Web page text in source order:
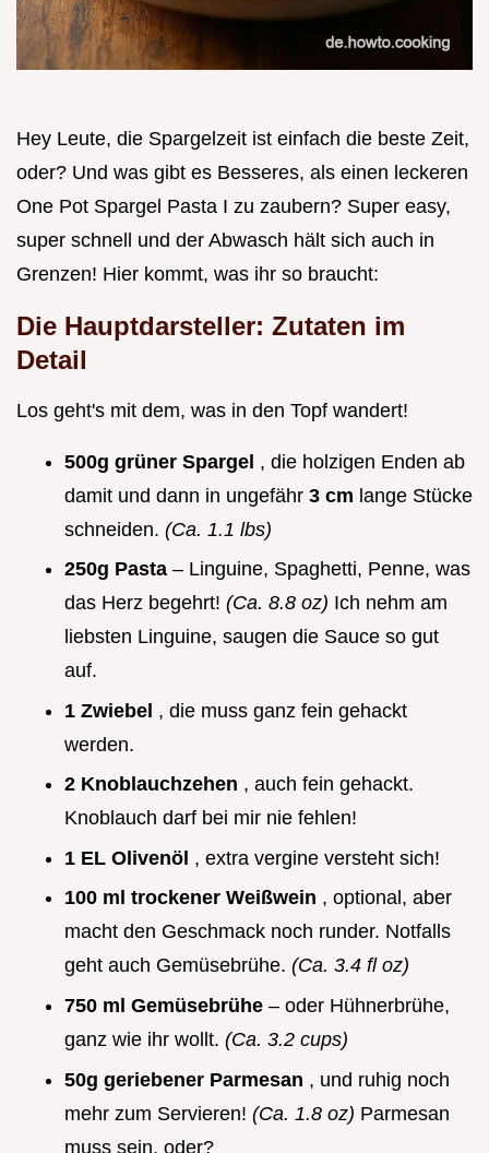
Hey Leute, die Spargelzeit ist einfach die beste Zeit,
oder? Und was gibt es Besseres, als einen leckeren
One Pot Spargel Pasta I zu zaubern? Super easy,
super schnell und der Abwasch hält sich auch in
Grenzen! Hier kommt, was ihr so braucht:
Die Hauptdarsteller: Zutaten im
Detail
Los geht's mit dem, was in den Topf wandert!
500g grüner Spargel , die holzigen Enden ab
damit und dann in ungefähr 3 cm lange Stücke
schneiden. (Ca. 1.1 lbs)
250g Pasta – Linguine, Spaghetti, Penne, was
das Herz begehrt! (Ca. 8.8 oz) Ich nehm am
liebsten Linguine, saugen die Sauce so gut
auf.
1 Zwiebel , die muss ganz fein gehackt
werden.
2 Knoblauchzehen , auch fein gehackt.
Knoblauch darf bei mir nie fehlen!
1 EL Olivenöl , extra vergine versteht sich!
100 ml trockener Weißwein , optional, aber
macht den Geschmack noch runder. Notfalls
geht auch Gemüsebrühe. (Ca. 3.4 fl oz)
750 ml Gemüsebrühe – oder Hühnerbrühe,
ganz wie ihr wollt. (Ca. 3.2 cups)
50g geriebener Parmesan , und ruhig noch
mehr zum Servieren! (Ca. 1.8 oz) Parmesan
muss sein, oder?